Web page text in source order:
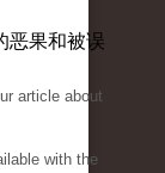
恶果和被误
article about
with the